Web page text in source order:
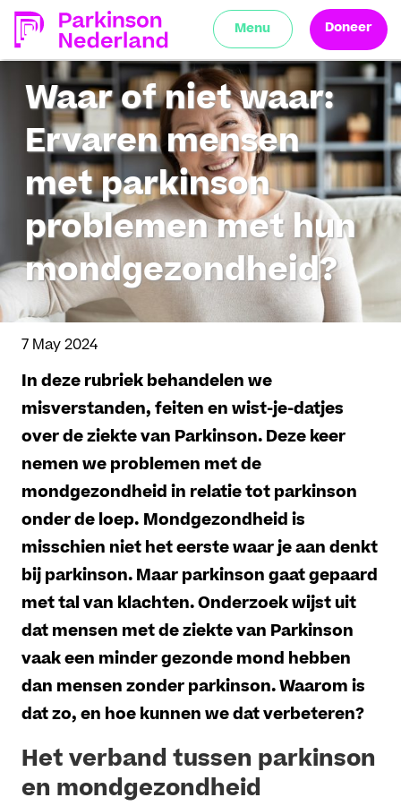
Menu Doneer
Waar of niet waar:
Ervaren mensen
met parkinson
problemen met hun
mondgezondheid?
7 May 2024
In deze rubriek behandelen we
misverstanden, feiten en wist-je-datjes
over de ziekte van Parkinson. Deze keer
nemen we problemen met de
mondgezondheid in relatie tot parkinson
onder de loep. Mondgezondheid is
misschien niet het eerste waar je aan denkt
bij parkinson. Maar parkinson gaat gepaard
met tal van klachten. Onderzoek wijst uit
dat mensen met de ziekte van Parkinson
vaak een minder gezonde mond hebben
dan mensen zonder parkinson. Waarom is
dat zo, en hoe kunnen we dat verbeteren?
Het verband tussen parkinson
en mondgezondheid